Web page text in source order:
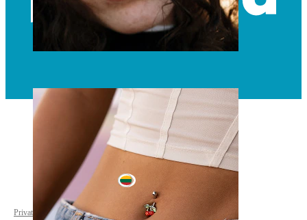
Privatumo politika Slapukų nustatymai